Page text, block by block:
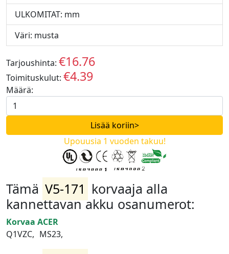
ULKOMITAT: mm
Väri: musta
Tarjoushinta: €16.76
Toimituskulut: €4.39
Määrä:
Upouusia 1 vuoden takuu!
Tämä V5-171 korvaaja alla
kannettavan akku osanumerot:
Korvaa ACER
Q1VZC, MS23,